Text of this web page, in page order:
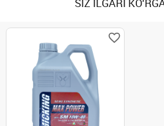
SIZ ILGARI